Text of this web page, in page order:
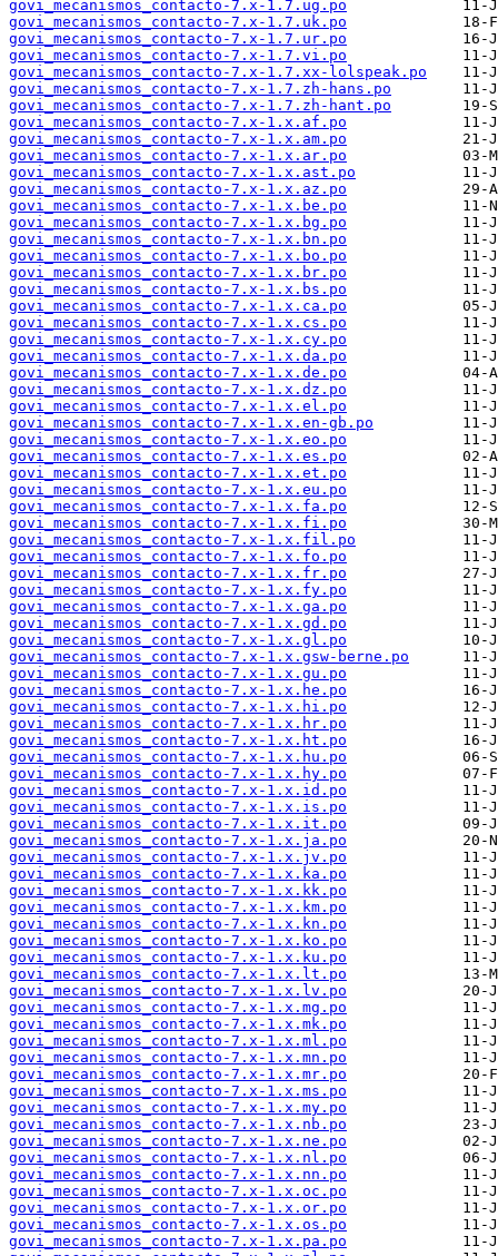
govi_mecanismos_contacto-7.x-1.7.ug.po
govi_mecanismos_contacto-7.x-1.7.uk.po
govi_mecanismos_contacto-7.x-1.7.ur.po
govi_mecanismos_contacto-7.x-1.7.vi.po
govi_mecanismos_contacto-7.x-1.7.xx-lolspeak.po
govi_mecanismos_contacto-7.x-1.7.zh-hans.po
govi_mecanismos_contacto-7.x-1.7.zh-hant.po
govi_mecanismos_contacto-7.x-1.x.af.po
govi_mecanismos_contacto-7.x-1.x.am.po
govi_mecanismos_contacto-7.x-1.x.ar.po
govi_mecanismos_contacto-7.x-1.x.ast.po
govi_mecanismos_contacto-7.x-1.x.az.po
govi_mecanismos_contacto-7.x-1.x.be.po
govi_mecanismos_contacto-7.x-1.x.bg.po
govi_mecanismos_contacto-7.x-1.x.bn.po
govi_mecanismos_contacto-7.x-1.x.bo.po
govi_mecanismos_contacto-7.x-1.x.br.po
govi_mecanismos_contacto-7.x-1.x.bs.po
govi_mecanismos_contacto-7.x-1.x.ca.po
govi_mecanismos_contacto-7.x-1.x.cs.po
govi_mecanismos_contacto-7.x-1.x.cy.po
govi_mecanismos_contacto-7.x-1.x.da.po
govi_mecanismos_contacto-7.x-1.x.de.po
govi_mecanismos_contacto-7.x-1.x.dz.po
govi_mecanismos_contacto-7.x-1.x.el.po
govi_mecanismos_contacto-7.x-1.x.en-gb.po
govi_mecanismos_contacto-7.x-1.x.eo.po
govi_mecanismos_contacto-7.x-1.x.es.po
govi_mecanismos_contacto-7.x-1.x.et.po
govi_mecanismos_contacto-7.x-1.x.eu.po
govi_mecanismos_contacto-7.x-1.x.fa.po
govi_mecanismos_contacto-7.x-1.x.fi.po
govi_mecanismos_contacto-7.x-1.x.fil.po
govi_mecanismos_contacto-7.x-1.x.fo.po
govi_mecanismos_contacto-7.x-1.x.fr.po
govi_mecanismos_contacto-7.x-1.x.fy.po
govi_mecanismos_contacto-7.x-1.x.ga.po
govi_mecanismos_contacto-7.x-1.x.gd.po
govi_mecanismos_contacto-7.x-1.x.gl.po
govi_mecanismos_contacto-7.x-1.x.gsw-berne.po
govi_mecanismos_contacto-7.x-1.x.gu.po
govi_mecanismos_contacto-7.x-1.x.he.po
govi_mecanismos_contacto-7.x-1.x.hi.po
govi_mecanismos_contacto-7.x-1.x.hr.po
govi_mecanismos_contacto-7.x-1.x.ht.po
govi_mecanismos_contacto-7.x-1.x.hu.po
govi_mecanismos_contacto-7.x-1.x.hy.po
govi_mecanismos_contacto-7.x-1.x.id.po
govi_mecanismos_contacto-7.x-1.x.is.po
govi_mecanismos_contacto-7.x-1.x.it.po
govi_mecanismos_contacto-7.x-1.x.ja.po
govi_mecanismos_contacto-7.x-1.x.jv.po
govi_mecanismos_contacto-7.x-1.x.ka.po
govi_mecanismos_contacto-7.x-1.x.kk.po
govi_mecanismos_contacto-7.x-1.x.km.po
govi_mecanismos_contacto-7.x-1.x.kn.po
govi_mecanismos_contacto-7.x-1.x.ko.po
govi_mecanismos_contacto-7.x-1.x.ku.po
govi_mecanismos_contacto-7.x-1.x.lt.po
govi_mecanismos_contacto-7.x-1.x.lv.po
govi_mecanismos_contacto-7.x-1.x.mg.po
govi_mecanismos_contacto-7.x-1.x.mk.po
govi_mecanismos_contacto-7.x-1.x.ml.po
govi_mecanismos_contacto-7.x-1.x.mn.po
govi_mecanismos_contacto-7.x-1.x.mr.po
govi_mecanismos_contacto-7.x-1.x.ms.po
govi_mecanismos_contacto-7.x-1.x.my.po
govi_mecanismos_contacto-7.x-1.x.nb.po
govi_mecanismos_contacto-7.x-1.x.ne.po
govi_mecanismos_contacto-7.x-1.x.nl.po
govi_mecanismos_contacto-7.x-1.x.nn.po
govi_mecanismos_contacto-7.x-1.x.oc.po
govi_mecanismos_contacto-7.x-1.x.or.po
govi_mecanismos_contacto-7.x-1.x.os.po
govi_mecanismos_contacto-7.x-1.x.pa.po